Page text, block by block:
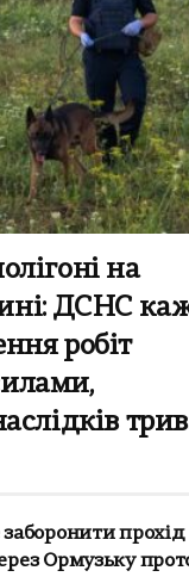
на
ДСНС
робіт
заборонити
Ормузьку